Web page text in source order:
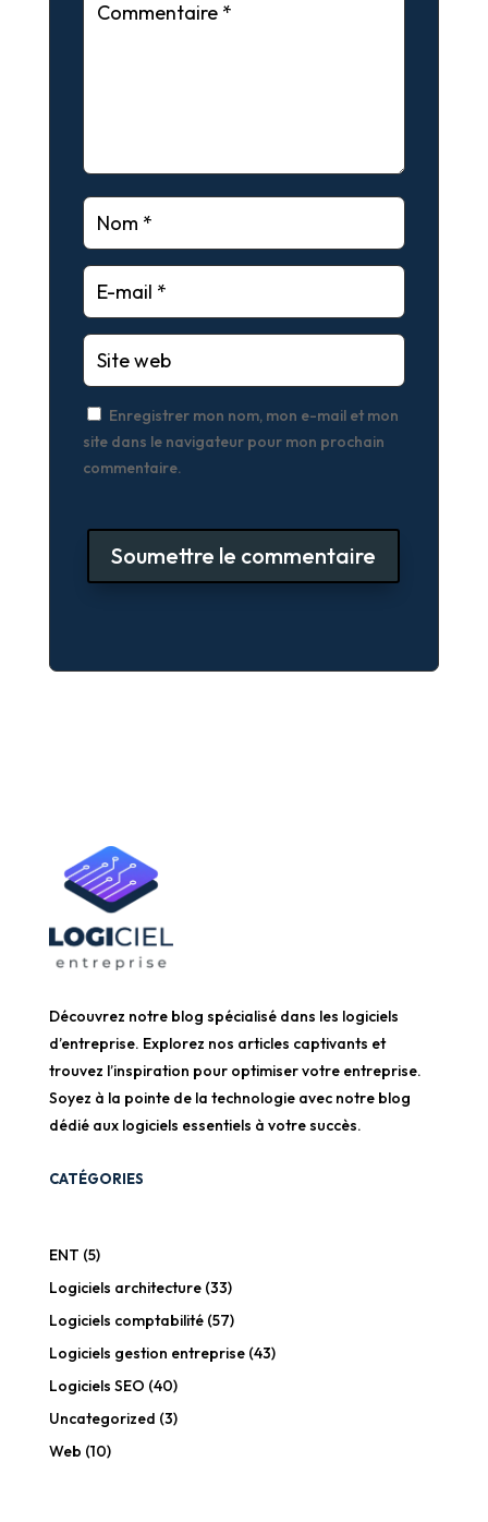
Enregistrer mon nom, mon e-mail et mon
site dans le navigateur pour mon prochain
commentaire.
Soumettre le commentaire
Découvrez notre blog spécialisé dans les logiciels
d’entreprise. Explorez nos articles captivants et
trouvez l’inspiration pour optimiser votre entreprise.
Soyez à la pointe de la technologie avec notre blog
dédié aux logiciels essentiels à votre succès.
CATÉGORIES
ENT (5)
Logiciels architecture(33)
Logiciels comptabilité(57)
Logiciels gestion entreprise(43)
Logiciels SEO (40)
Uncategorized (3)
Web (10)